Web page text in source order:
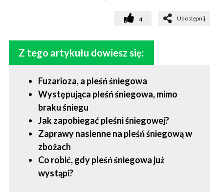
4 Udostępnij
Z tego artykułu dowiesz się:
Fuzarioza, a pleśń śniegowa
Występująca pleśń śniegowa, mimo
braku śniegu
Jak zapobiegać pleśni śniegowej?
Zaprawy nasienne na pleśń śniegową w
zbożach
Co robić, gdy pleśń śniegowa już
wystąpi?